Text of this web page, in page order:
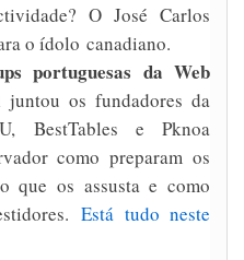
O José Carlos
o ídolo canadiano.
portuguesas da Web
os fundadores da
BestTables e Pknoa
como preparam os
que os assusta e como
Está tudo neste